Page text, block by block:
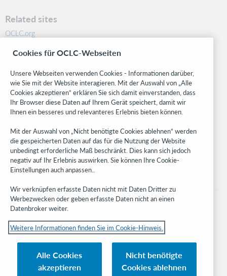
Related sites
OCLC.org
Community
Research
WebJunction
Developer Network
Stay in the know.
Get the latest product updates, research, events, and much more—
right to your inbox.
Subscribe now
© 2023 OCLC
OCLC, Inc. und verbundenen Unternehmen
Cookie-Hinweis Cookie list and settings Privacy policy
Cookies für OCLC-Webseiten
Unsere Webseiten verwenden Cookies - Informationen darüber,
wie Sie mit der Website interagieren. Mit der Auswahl von „Alle
Cookies akzeptieren“ erklären Sie sich damit einverstanden, dass
Ihr Browser diese Daten auf Ihrem Gerät speichert, damit wir
Ihnen ein besseres und relevanteres Erlebnis bieten können.
Mit der Auswahl von „Nicht benötigte Cookies ablehnen“ werden
die gespeicherten Daten auf das für die Nutzung der Website
unbedingt erforderliche Maß beschränkt. Dies kann sich jedoch
negativ auf Ihr Erlebnis auswirken. Sie können Ihre Cookie-
Einstellungen auch anpassen..
Wir verknüpfen erfasste Daten nicht mit Daten Dritter zu
Werbezwecken oder geben erfasste Daten nicht an einen
Datenbroker weiter.
Weitere Informationen finden Sie im Cookie-Hinweis.
Alle Cookies
akzeptieren
Nicht benötigte
Cookies ablehnen